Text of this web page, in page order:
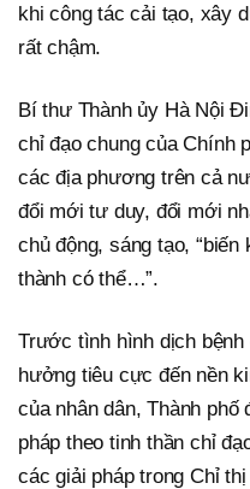
khi công tác cải tạo, xây
rất chậm.
Bí thư Thành ủy Hà Nội
chỉ đạo chung của Chính
các địa phương trên cả
đổi mới tư duy, đổi mới
chủ động, sáng tạo, “biến
thành có thể…”.
Trước tình hình dịch
hưởng tiêu cực đến nền
của nhân dân, Thành phố
pháp theo tinh thần chỉ
các giải pháp trong Chỉ